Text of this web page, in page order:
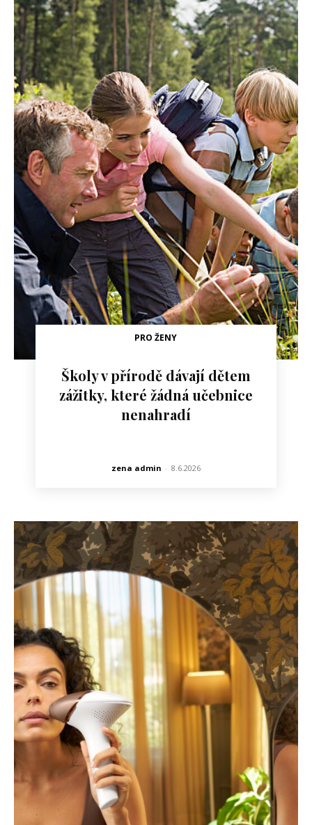
PRO ŽENY
Školy v přírodě dávají dětem
zážitky, které žádná učebnice
nenahradí
zena admin - 8.6.2026